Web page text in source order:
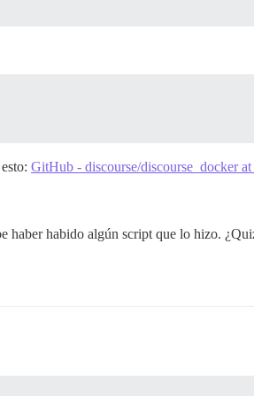
GitHub - discourse/discourse_docker at
haber habido algún script que lo hizo.